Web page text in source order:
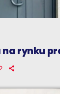
rynku